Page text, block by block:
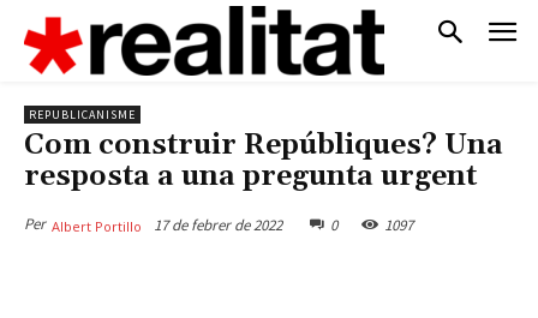
REPUBLICANISME
Com construir Repúbliques? Una
resposta a una pregunta urgent
Per Albert Portillo 17 de febrer de 2022 0 1097